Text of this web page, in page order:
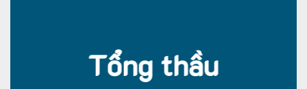
Tổng thầu